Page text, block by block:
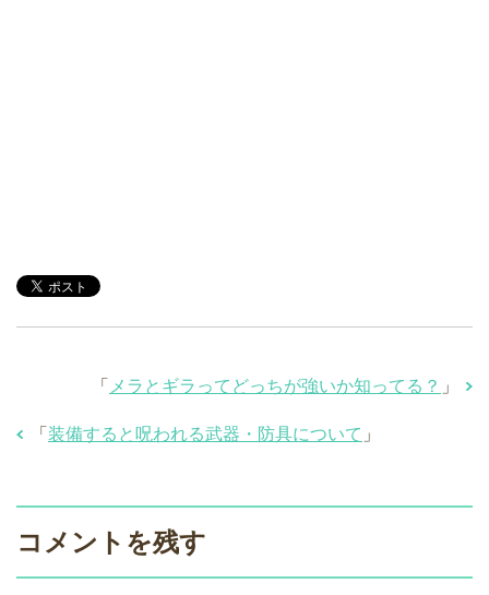
「 メラとギラってどっちが強いか知ってる？ 」
「 装備すると呪われる武器・防具について 」
コメントを残す